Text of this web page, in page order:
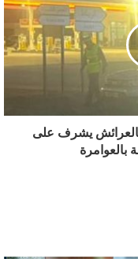
تفكيك ورشة سرية لصناعة “المعسل” بالعرائش وحجز كميات من التبغ والكيف في عملية أمنية محكمة
يشرف على
بالعوامرة